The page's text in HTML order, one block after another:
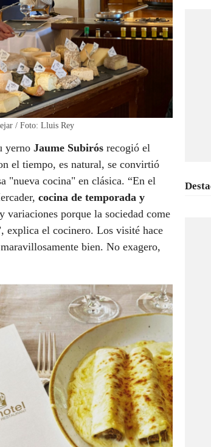
/ Foto: Lluis Rey
yerno Jaume Subirós recogió el
el tiempo, es natural, se convirtió
"nueva cocina" en clásica. “En el
cocina de temporada y
variaciones porque la sociedad come
explica el cocinero. Los visité hace
bien. No exagero,